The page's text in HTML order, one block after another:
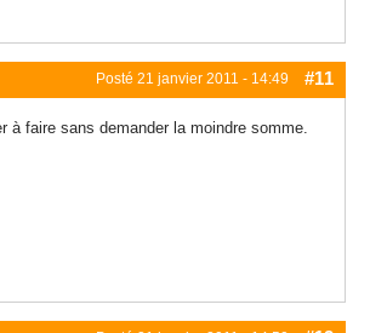
Posté 21 janvier 2011 - 14:49 #11
à faire sans demander la moindre somme.